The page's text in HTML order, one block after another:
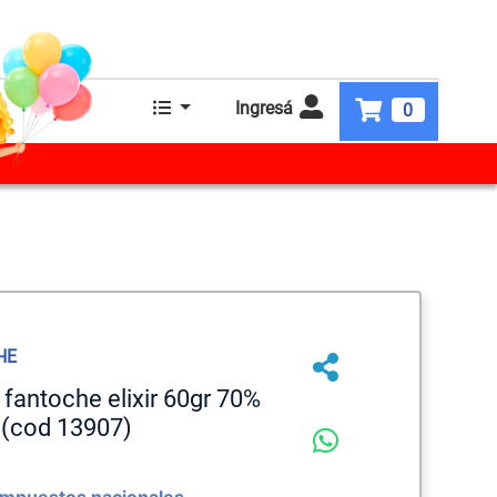
Ingresá 0
elixir 60gr 70%
13907)